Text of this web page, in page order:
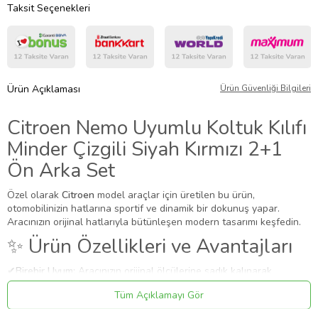
Taksit Seçenekleri
Ürün Açıklaması Ürün Güvenliği Bilgileri
Citroen Nemo Uyumlu Koltuk Kılıfı
Minder Çizgili Siyah Kırmızı 2+1
Ön Arka Set
Özel olarak Citroen model araçlar için üretilen bu ürün,
otomobilinizin hatlarına sportif ve dinamik bir dokunuş yapar.
Aracınızın orijinal hatlarıyla bütünleşen modern tasarımı keşfedin.
✨ Ürün Özellikleri ve Avantajları
✔Birebir Uyum: Aracınızın orijinal ölçülerine sadık kalınarak
üretilmiştir.
Dayanıklı ve uzun ömürlü malzeme.
Tüm Açıklamayı Gör